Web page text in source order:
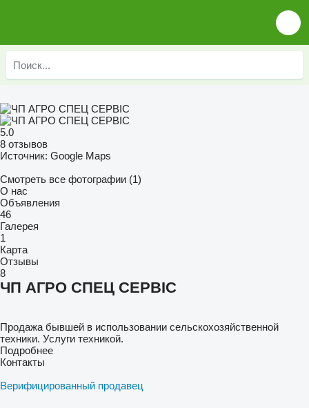
5.0
8 отзывов
Источник: Google Maps
Смотреть все фотографии (1)
О нас
Объявления
46
Галерея
1
Карта
Отзывы
8
ЧП АГРО СПЕЦ СЕРВІС
Продажа бывшей в использовании сельскохозяйственной
техники. Услуги техникой.
Подробнее
Контакты
Верифицированный продавец